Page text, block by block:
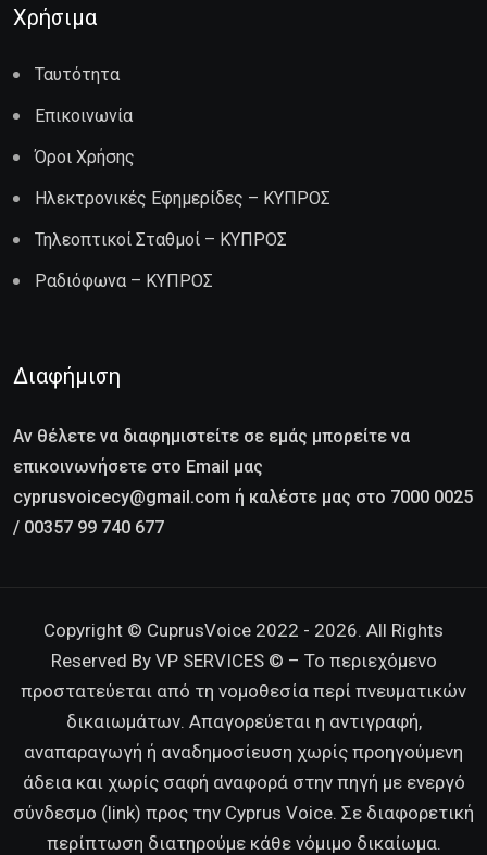
Χρήσιμα
Ταυτότητα
Επικοινωνία
Όροι Χρήσης
Ηλεκτρονικές Εφημερίδες – ΚΥΠΡΟΣ
Τηλεοπτικοί Σταθμοί – ΚΥΠΡΟΣ
Ραδιόφωνα – ΚΥΠΡΟΣ
Διαφήμιση
Αν θέλετε να διαφημιστείτε σε εμάς μπορείτε να
επικοινωνήσετε στο Email μας
cyprusvoicecy@gmail.com ή καλέστε μας στο 7000 0025
/ 00357 99 740 677
Copyright © CuprusVoice 2022 - 2026. All Rights
Reserved By VP SERVICES © – Το περιεχόμενο
προστατεύεται από τη νομοθεσία περί πνευματικών
δικαιωμάτων. Απαγορεύεται η αντιγραφή,
αναπαραγωγή ή αναδημοσίευση χωρίς προηγούμενη
άδεια και χωρίς σαφή αναφορά στην πηγή με ενεργό
σύνδεσμο (link) προς την Cyprus Voice. Σε διαφορετική
περίπτωση διατηρούμε κάθε νόμιμο δικαίωμα.